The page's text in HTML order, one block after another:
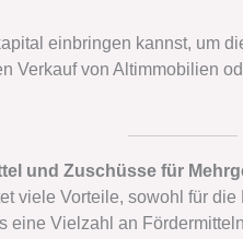
einbringen kannst, um
Verkauf von Altimmobilien
und Zuschüsse für
viele Vorteile, sowohl für
eine Vielzahl an